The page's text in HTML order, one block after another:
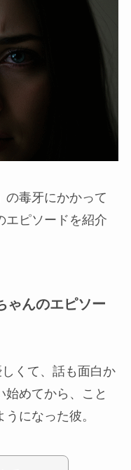
の毒牙にかかって
エピソードを紹介
ゃんのエピソー
くて、話も面白か
始めてから、こと
になった彼。